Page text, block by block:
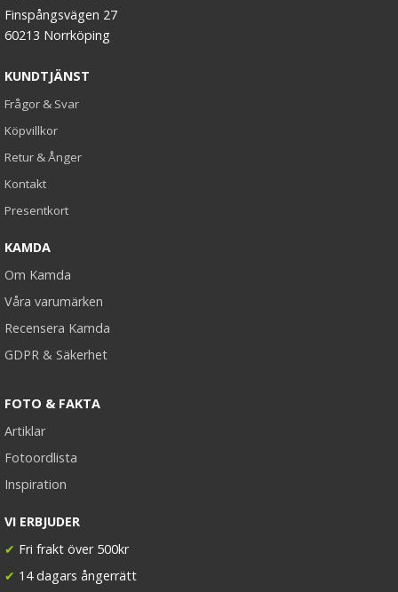
Finspångsvägen 27
60213 Norrköping
KUNDTJÄNST
Frågor & Svar
Köpvillkor
Retur & Ånger
Kontakt
Presentkort
KAMDA
Om Kamda
Våra varumärken
Recensera Kamda
GDPR & Säkerhet
FOTO & FAKTA
Artiklar
Fotoordlista
Inspiration
VI ERBJUDER
✔ Fri frakt över 500kr
✔ 14 dagars ångerrätt